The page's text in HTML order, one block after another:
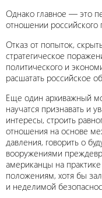
Однако главное — это
отношении российского
Отказ от попыток,
стратегическое
политического и
расшатать российское
Еще один архиважный
научатся признавать и
интересы, строить
отношения на основе
давления, говорить о
вооружениями
американцы на
положениям, хотя бы
и неделимой